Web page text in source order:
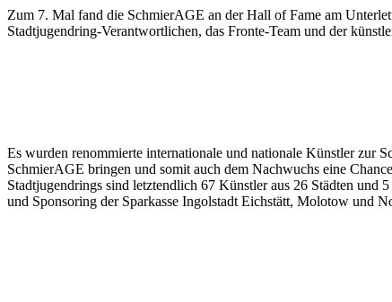
Zum 7. Mal fand die SchmierAGE an der Hall of Fame am
Stadtjugendring-Verantwortlichen, das Fronte-Team und der
Es wurden renommierte internationale und nationale Künstler zur
SchmierAGE bringen und somit auch dem Nachwuchs eine
Stadtjugendrings sind letztendlich 67 Künstler aus 26 Städten
und Sponsoring der Sparkasse Ingolstadt Eichstätt, Molotow und